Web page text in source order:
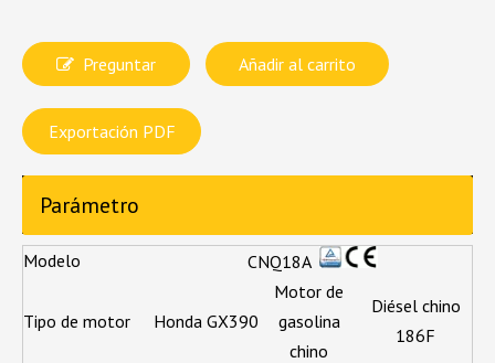
Preguntar Añadir al carrito
Exportación PDF
Parámetro
Modelo CNQ18A
Tipo de motor Honda GX390
Motor de
gasolina
chino
Diésel chino
186F